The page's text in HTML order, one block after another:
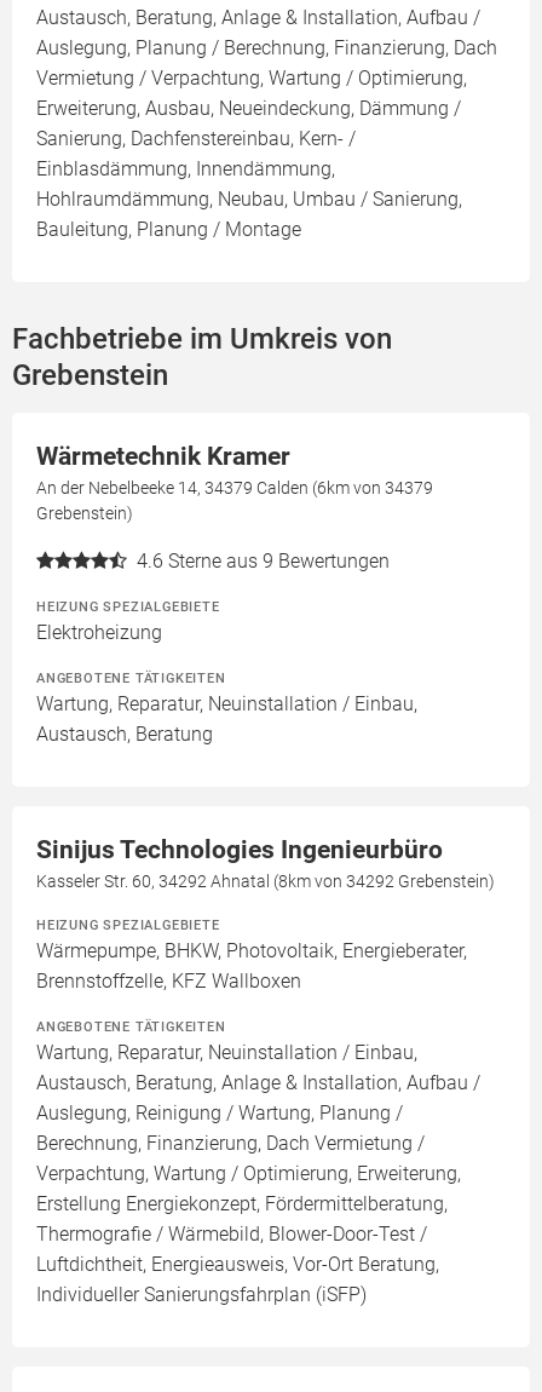
Austausch, Beratung, Anlage & Installation, Aufbau /
Auslegung, Planung / Berechnung, Finanzierung, Dach
Vermietung / Verpachtung, Wartung / Optimierung,
Erweiterung, Ausbau, Neueindeckung, Dämmung /
Sanierung, Dachfenstereinbau, Kern- /
Einblasdämmung, Innendämmung,
Hohlraumdämmung, Neubau, Umbau / Sanierung,
Bauleitung, Planung / Montage
Fachbetriebe im Umkreis von
Grebenstein
Wärmetechnik Kramer
An der Nebelbeeke 14, 34379 Calden (6km von 34379
Grebenstein)
4.6 Sterne aus 9 Bewertungen
HEIZUNG SPEZIALGEBIETE
Elektroheizung
ANGEBOTENE TÄTIGKEITEN
Wartung, Reparatur, Neuinstallation / Einbau,
Austausch, Beratung
Sinijus Technologies Ingenieurbüro
Kasseler Str. 60, 34292 Ahnatal (8km von 34292 Grebenstein)
HEIZUNG SPEZIALGEBIETE
Wärmepumpe, BHKW, Photovoltaik, Energieberater,
Brennstoffzelle, KFZ Wallboxen
ANGEBOTENE TÄTIGKEITEN
Wartung, Reparatur, Neuinstallation / Einbau,
Austausch, Beratung, Anlage & Installation, Aufbau /
Auslegung, Reinigung / Wartung, Planung /
Berechnung, Finanzierung, Dach Vermietung /
Verpachtung, Wartung / Optimierung, Erweiterung,
Erstellung Energiekonzept, Fördermittelberatung,
Thermografie / Wärmebild, Blower-Door-Test /
Luftdichtheit, Energieausweis, Vor-Ort Beratung,
Individueller Sanierungsfahrplan (iSFP)